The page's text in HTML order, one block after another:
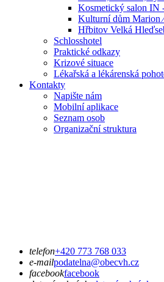
Kosmetický salon IN
Kulturní dům Marion
Hřbitov Velká
Schlosshotel
Praktické odkazy
Krizové situace
Lékařská a lékárenská
Kontakty
Napište nám
Mobilní aplikace
Seznam osob
Organizační struktura
telefon+420 773 768 033
e-mailpodatelna@obecvh.cz
facebookfacebook